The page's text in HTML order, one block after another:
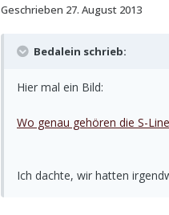
Geschrieben 27. August 2013
Bedalein schrieb:
Hier mal ein Bild:
Wo genau gehören die S-
Ich dachte, wir hatten